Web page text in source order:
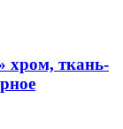
хром, ткань-